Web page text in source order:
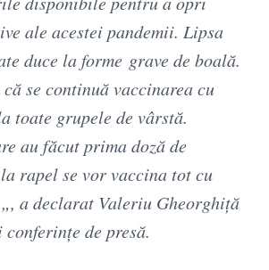
ale acestei pandemii. Lipsa
duce la forme grave de boală.
se continuă vaccinarea cu
toate grupele de vârstă.
au făcut prima doză de
rapel se vor vaccina tot cu
a declarat Valeriu Gheorghiță
de presă.